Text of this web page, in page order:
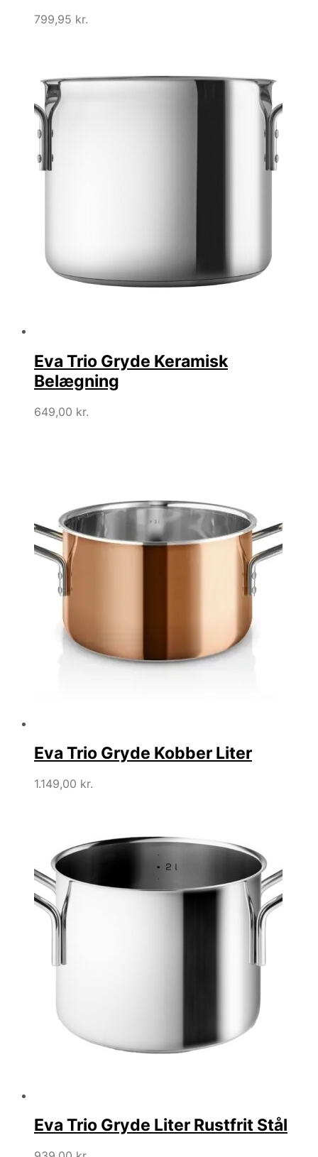
799,95 kr.
Eva Trio Gryde Keramisk
Belægning
649,00 kr.
Eva Trio Gryde Kobber Liter
1.149,00 kr.
Eva Trio Gryde Liter Rustfrit Stål